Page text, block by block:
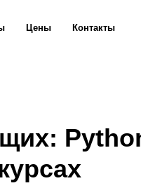
Цены Контакты